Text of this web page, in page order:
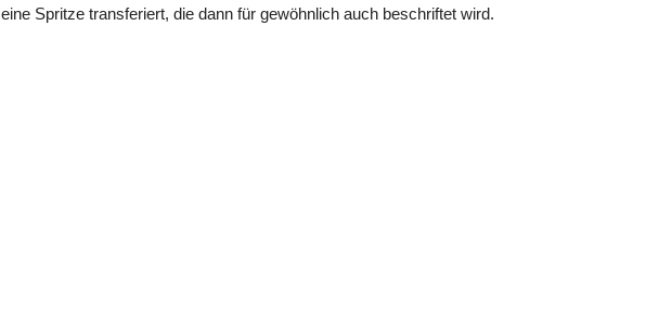
Spritze transferiert, die dann für gewöhnlich auch beschriftet wird.